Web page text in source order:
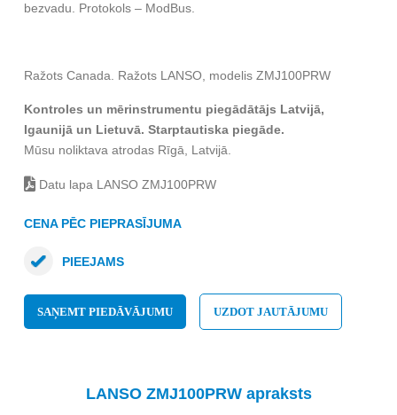
bezvadu. Protokols – ModBus.
Ražots Canada. Ražots LANSO, modelis ZMJ100PRW
Kontroles un mērinstrumentu piegādātājs Latvijā,
Igaunijā un Lietuvā. Starptautiska piegāde.
Mūsu noliktava atrodas Rīgā, Latvijā.
Datu lapa LANSO ZMJ100PRW
CENA PĒC PIEPRASĪJUMA
PIEEJAMS
SAŅEMT PIEDĀVĀJUMU UZDOT JAUTĀJUMU
LANSO ZMJ100PRW apraksts